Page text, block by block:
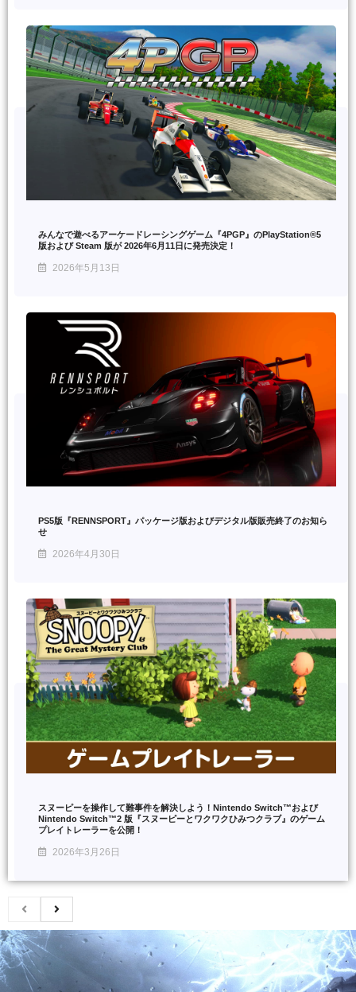
みんなで遊べるアーケードレーシングゲーム『4PGP』のPlayStation®5
版および Steam 版が 2026年6月11日に発売決定！
2026年5月13日
PS5版『RENNSPORT』パッケージ版およびデジタル版販売終了のお知ら
せ
2026年4月30日
スヌーピーを操作して難事件を解決しよう！Nintendo Switch™および
Nintendo Switch™2 版『スヌーピーとワクワクひみつクラブ』のゲーム
プレイトレーラーを公開！
2026年3月26日